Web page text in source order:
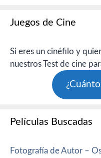
Juegos de Cine
Si eres un cinéfilo y
nuestros Test de cine
Películas Buscadas
Fotografía de Autor –